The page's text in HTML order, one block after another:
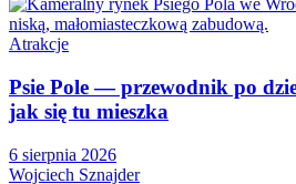
Atrakcje
Psie Pole — przewodnik po
jak się tu mieszka
6 sierpnia 2026
Wojciech Sznajder